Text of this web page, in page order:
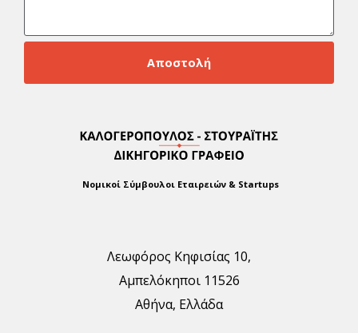
Νομικοί Σύμβουλοι Εταιρειών & Startups
Λεωφόρος Κηφισίας 10,
Αμπελόκηποι 11526
Αθήνα, Ελλάδα
Αποστολή